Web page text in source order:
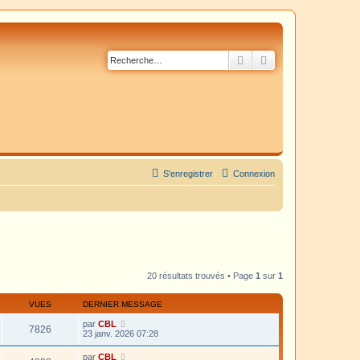
Rechercher
Connexion
S’enregistrer
20 résultats trouvés • Page 1 sur 1
VUES DERNIER MESSAGE
7826 par CBL
23 janv. 2026 07:28
par CBL